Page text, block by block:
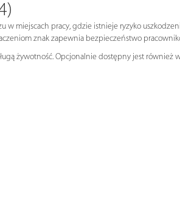
miejscach pracy, gdzie istnieje ryzyko
znak zapewnia bezpieczeństwo
żywotność. Opcjonalnie dostępny jest również